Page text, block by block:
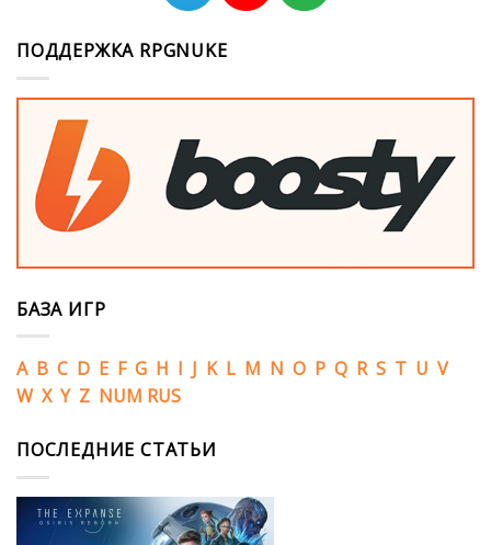
ПОДДЕРЖКА RPGNUKE
БАЗА ИГР
A B C D E F G H I J K L M N O P Q R S T U V
W X Y Z NUM RUS
ПОСЛЕДНИЕ СТАТЬИ